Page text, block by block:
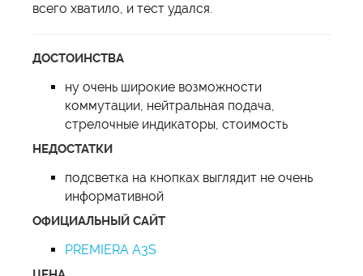
всего хватило, и тест удался.
ДОСТОИНСТВА
ну очень широкие возможности
коммутации, нейтральная подача,
стрелочные индикаторы, стоимость
НЕДОСТАТКИ
подсветка на кнопках выглядит не очень
информативной
ОФИЦИАЛЬНЫЙ САЙТ
PREMIERA A3S